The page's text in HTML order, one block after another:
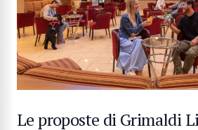
Le proposte di Grimaldi